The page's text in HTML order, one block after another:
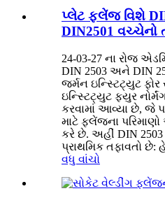
પ્લેટ ફ્લેંજ વિશે
DIN2501 વચ્ચેનો
24-03-27 ના રોજ
DIN 2503 અને DIN
જર્મન ઇન્સ્ટિટ્યુટ
ઇન્સ્ટિટ્યુટ ફ્યુર
કરવામાં આવ્યા છે, જે
માટે ફ્લેંજના
કરે છે. અહીં DIN
પ્રાથમિક તફાવતો છે:
વધુ વાંચો